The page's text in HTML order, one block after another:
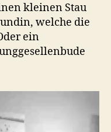
kleinen Stau
welche die
ein